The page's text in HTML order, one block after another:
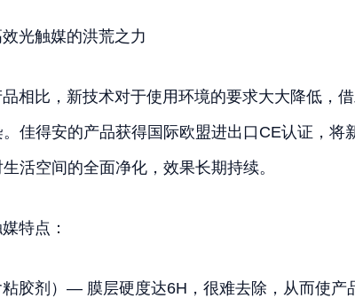
光触媒的洪荒之力
比，新技术对于使用环境的要求大大降低，
佳得安的产品获得国际欧盟进出口CE认证，
活空间的全面净化，效果长期持续。
特点：
剂）— 膜层硬度达6H，很难去除，从而使产